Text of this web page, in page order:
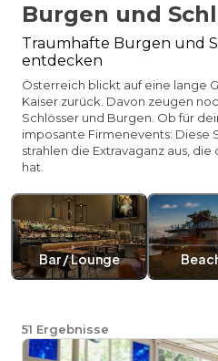
Burgen und
Traumhafte Burgen und
entdecken
Österreich blickt auf eine lange
Kaiser zurück. Davon zeugen
Schlösser und Burgen. Ob für
imposante Firmenevents: Diese
strahlen die Extravaganz aus,
hat.
Bar / Lounge
51 Ergebnisse